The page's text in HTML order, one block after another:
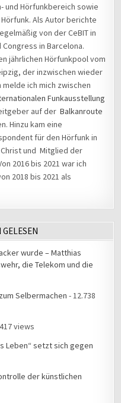
und Hörfunkbereich sowie
Als Autor berichte
von der CeBIT in
in Barcelona.
jährlichen Hörfunkpool vom
der inzwischen wieder
ich mich zwischen
Funkausstellung
auf derBalkanroute
Hinzu kam eine
für den Hörfunk in
und Mitglied der
2016 bis 2021 war ich
2018 bis 2021 als
wurde – Matthias
die Telekom und die
Selbermachen - 12.738
views
Leben“ setzt sich gegen
der künstlichen